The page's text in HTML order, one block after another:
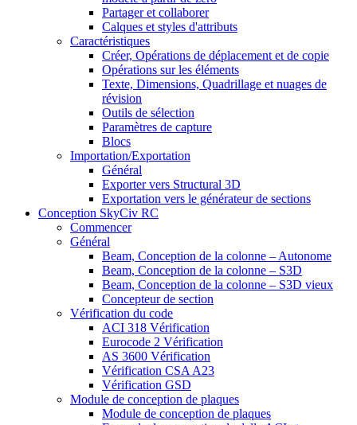
Partager et collaborer
Calques et styles d'attributs
Caractéristiques
Créer, Opérations de déplacement et de copie
Opérations sur les éléments
Texte, Dimensions, Quadrillage et nuages ​​de
révision
Outils de sélection
Paramètres de capture
Blocs
Importation/Exportation
Général
Exporter vers Structural 3D
Exportation vers le générateur de sections
Conception SkyCiv RC
Commencer
Général
Beam, Conception de la colonne – Autonome
Beam, Conception de la colonne – S3D
Beam, Conception de la colonne – S3D vieux
Concepteur de section
Vérification du code
ACI 318 Vérification
Eurocode 2 Vérification
AS 3600 Vérification
Vérification CSA A23
Vérification GSD
Module de conception de plaques
Module de conception de plaques